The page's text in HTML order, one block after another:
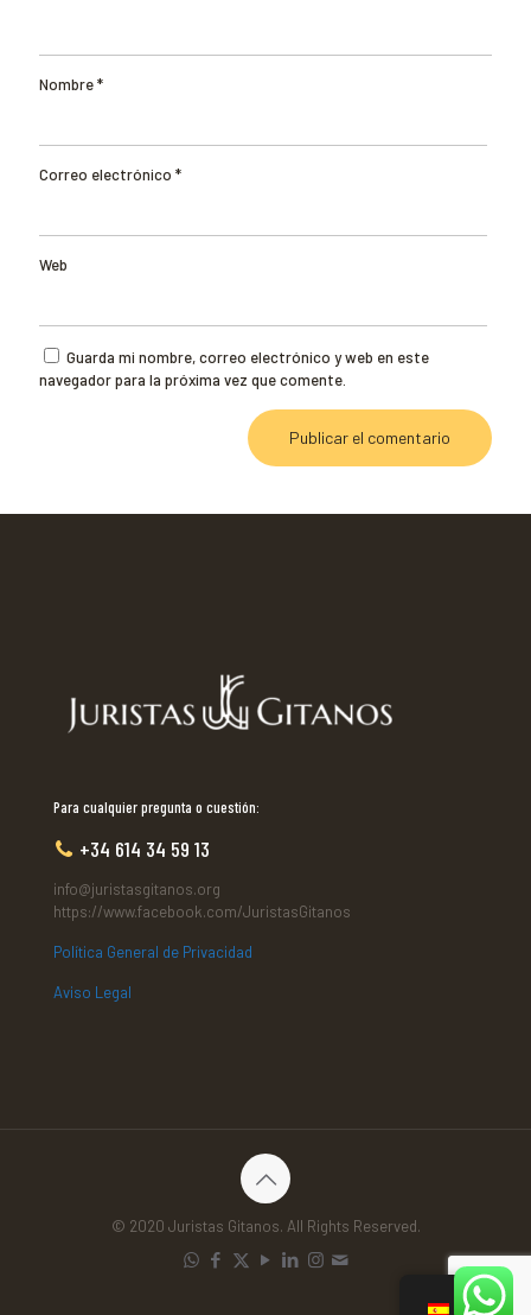
Nombre*
Correo electrónico *
Web
Guarda mi nombre, correo electrónico y web en este
navegador para la próxima vez que comente.
Para cualquier pregunta o cuestión:
+34 614 34 59 13
info@juristasgitanos.org
https://www.facebook.com/JuristasGitanos
Política General de Privacidad
Aviso Legal
© 2020 Juristas Gitanos. All Rights Reserved.